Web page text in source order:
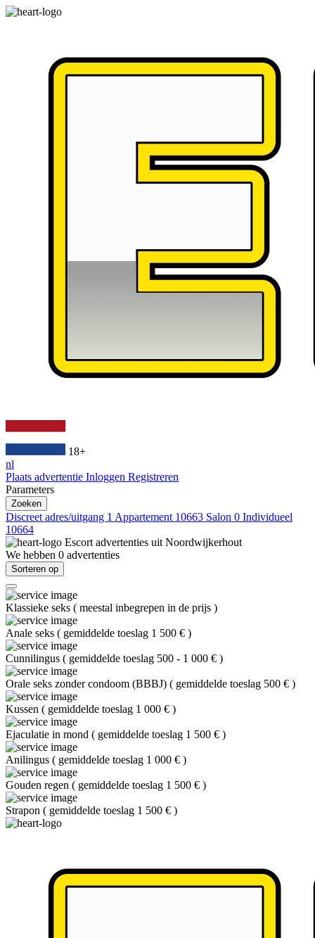
18+
nl
Plaats advertentie Inloggen Registreren
Parameters
Zoeken
Discreet adres/uitgang 1 Appartement 10663 Salon 0 Individueel
10664
Escort advertenties uit Noordwijkerhout
We hebben 0 advertenties
Sorteren op
Klassieke seks ( meestal inbegrepen in de prijs )
Anale seks ( gemiddelde toeslag 1 500 € )
Cunnilingus ( gemiddelde toeslag 500 - 1 000 € )
Orale seks zonder condoom (BBBJ) ( gemiddelde toeslag 500 € )
Kussen ( gemiddelde toeslag 1 000 € )
Ejaculatie in mond ( gemiddelde toeslag 1 500 € )
Anilingus ( gemiddelde toeslag 1 000 € )
Gouden regen ( gemiddelde toeslag 1 500 € )
Strapon ( gemiddelde toeslag 1 500 € )